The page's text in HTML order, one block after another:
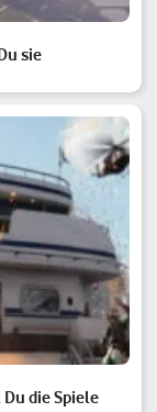
sie
die Spiele